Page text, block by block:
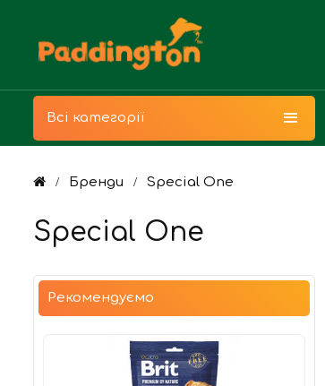
Всі категорії
Бренди Special One
Special One
Рекомендуємо